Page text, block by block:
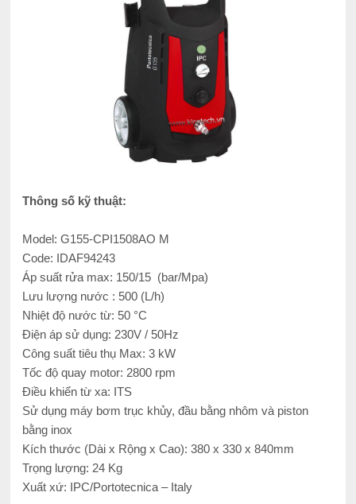
Thông số kỹ thuật:
Model: G155-CPI1508AO M
Code: IDAF94243
Áp suất rửa max: 150/15 (bar/Mpa)
Lưu lượng nước : 500 (L/h)
Nhiệt độ nước từ: 50 °C
Điện áp sử dụng: 230V / 50Hz
Công suất tiêu thụ Max: 3 kW
Tốc độ quay motor: 2800 rpm
Điều khiển từ xa: ITS
Sử dụng máy bơm trục khủy, đầu bằng nhôm và piston
bằng inox
Kích thước (Dài x Rộng x Cao): 380 x 330 x 840mm
Trọng lượng: 24 Kg
Xuất xứ: IPC/Portotecnica – Italy